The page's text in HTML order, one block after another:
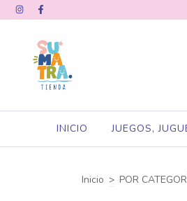
INICIO JUEGOS,
Inicio > POR